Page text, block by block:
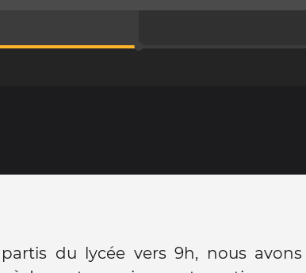
du lycée vers 9h, nous